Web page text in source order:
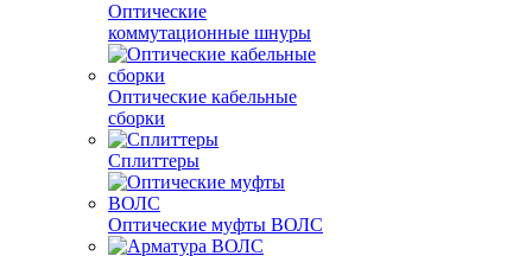
Оптические
коммутационные шнуры
Оптические кабельные
сборки
Сплиттеры
Оптические муфты ВОЛС